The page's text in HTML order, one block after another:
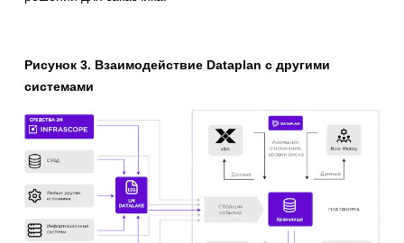
Рисунок 3. Взаимодействие Dataplan с другими
системами